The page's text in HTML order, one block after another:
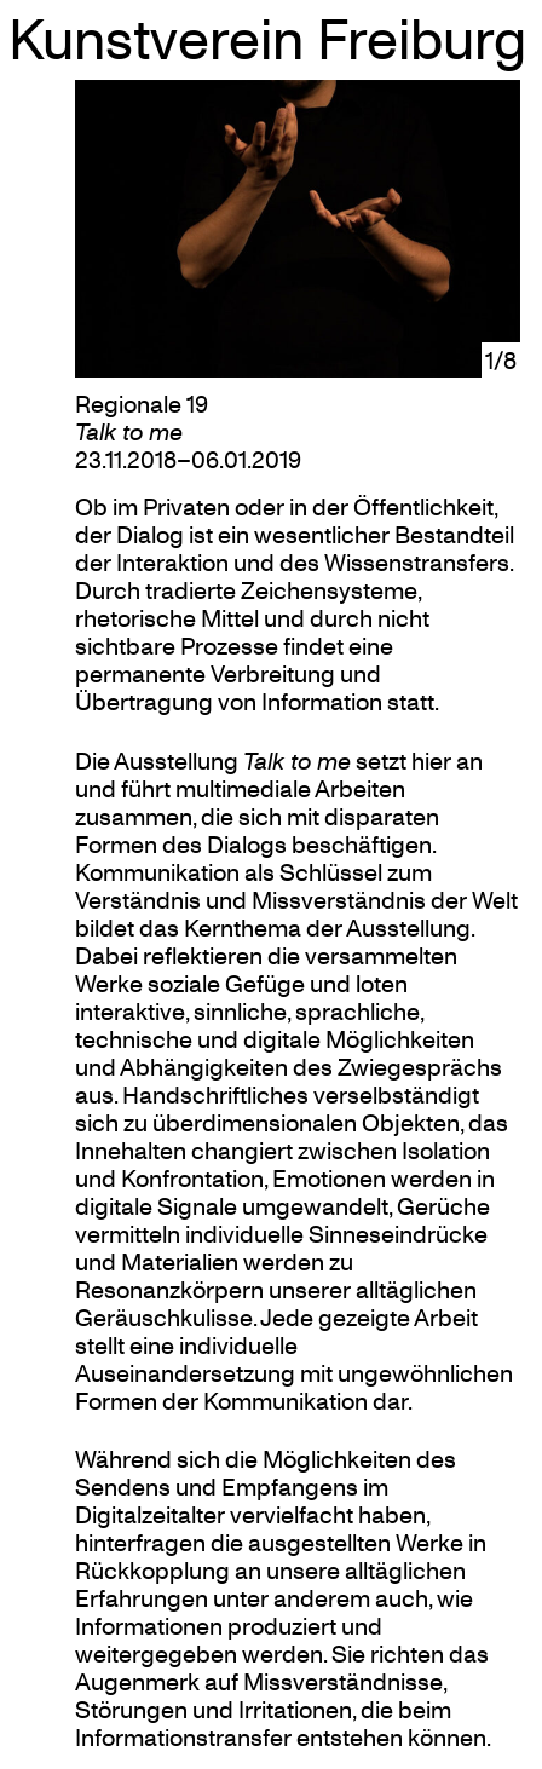
Kunstverein Freiburg
1/8
Regionale 19
Talk to me
23.11.2018–06.01.2019
Ob im Privaten oder in der Öffentlichkeit,
der Dialog ist ein wesentlicher Bestandteil
der Interaktion und des Wissenstransfers.
Durch tradierte Zeichensysteme,
rhetorische Mittel und durch nicht
sichtbare Prozesse findet eine
permanente Verbreitung und
Übertragung von Information statt.
Die Ausstellung Talk to mesetzt hier an
und führt multimediale Arbeiten
zusammen, die sich mit disparaten
Formen des Dialogs beschäftigen.
Kommunikation als Schlüssel zum
Verständnis und Missverständnis der Welt
bildet das Kernthema der Ausstellung.
Dabei reflektieren die versammelten
Werke soziale Gefüge und loten
interaktive, sinnliche, sprachliche,
technische und digitale Möglichkeiten
und Abhängigkeiten des Zwiegesprächs
aus. Handschriftliches verselbständigt
sich zu überdimensionalen Objekten, das
Innehalten changiert zwischen Isolation
und Konfrontation, Emotionen werden in
digitale Signale umgewandelt, Gerüche
vermitteln individuelle Sinneseindrücke
und Materialien werden zu
Resonanzkörpern unserer alltäglichen
Geräuschkulisse. Jede gezeigte Arbeit
stellt eine individuelle
Auseinandersetzung mit ungewöhnlichen
Formen der Kommunikation dar.
Während sich die Möglichkeiten des
Sendens und Empfangens im
Digitalzeitalter vervielfacht haben,
hinterfragen die ausgestellten Werke in
Rückkopplung an unsere alltäglichen
Erfahrungen unter anderem auch, wie
Informationen produziert und
weitergegeben werden. Sie richten das
Augenmerk auf Missverständnisse,
Störungen und Irritationen, die beim
Informationstransfer entstehen können.